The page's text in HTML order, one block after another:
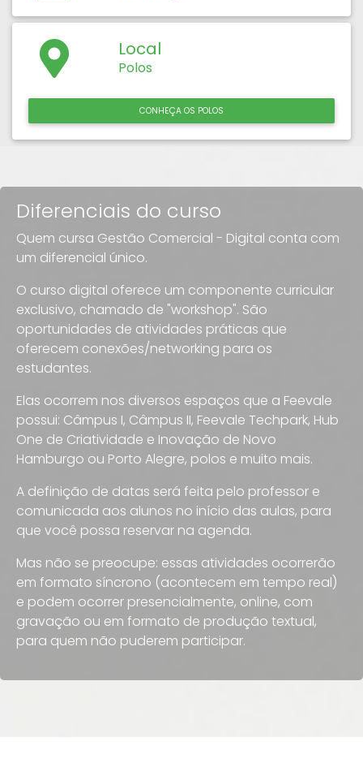
Local
Polos
CONHEÇA OS POLOS
Diferenciais do curso
Quem cursa Gestão Comercial - Digital conta com
um diferencial único.
O curso digital oferece um componente curricular
exclusivo, chamado de "workshop". São
oportunidades de atividades práticas que
oferecem conexões/networking para os
estudantes.
Elas ocorrem nos diversos espaços que a Feevale
possui: Câmpus I, Câmpus II, Feevale Techpark, Hub
One de Criatividade e Inovação de Novo
Hamburgo ou Porto Alegre, polos e muito mais.
A definição de datas será feita pelo professor e
comunicada aos alunos no início das aulas, para
que você possa reservar na agenda.
Mas não se preocupe: essas atividades ocorrerão
em formato síncrono (acontecem em tempo real)
e podem ocorrer presencialmente, online, com
gravação ou em formato de produção textual,
para quem não puderem participar.